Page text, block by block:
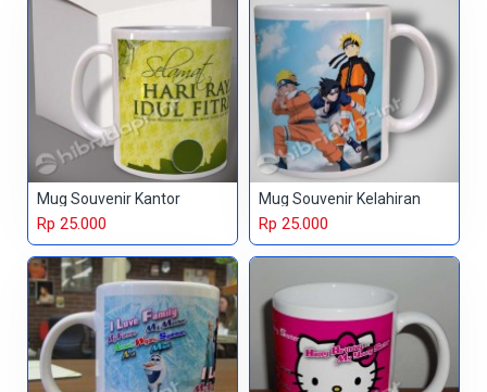
Mug Souvenir Kantor
Rp 25.000
Mug Souvenir Kelahiran
Rp 25.000